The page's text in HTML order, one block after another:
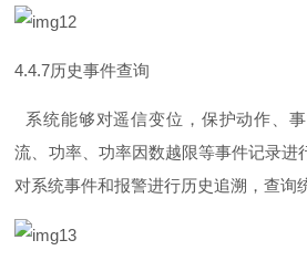
4.4.7历史事件查询
系统能够对遥信变位，保护动作、
流、功率、功率因数越限等事件记录进
对系统事件和报警进行历史追溯，查询